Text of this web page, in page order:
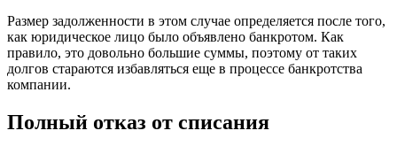
Размер задолженности в этом случае определяется после того,
как юридическое лицо было объявлено банкротом. Как
правило, это довольно большие суммы, поэтому от таких
долгов стараются избавляться еще в процессе банкротства
компании.
Полный отказ от списания